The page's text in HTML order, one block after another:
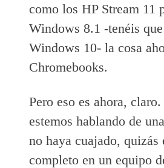
como los HP Stream 11
Windows 8.1 -tenéis
Windows 10- la cosa
Chromebooks.
Pero eso es ahora,
estemos hablando de
no haya cuajado,
completo en un equipo